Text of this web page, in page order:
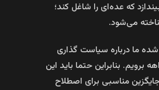
که عده‌ای را شاغل ‌کند؛
می‌شود.
ما درباره سیاست گذاری
برویم. بنابراین حتما باید این
مناسبی برای اصطلاح